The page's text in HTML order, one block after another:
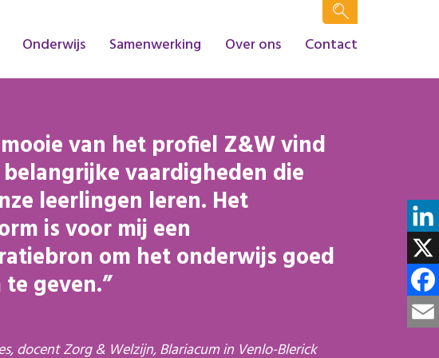
Onderwijs Samenwerking Over ons Contact
van het profiel Z&W vind
vaardigheden die
leerlingen leren. Het
is voor mij een
om het onderwijs goed
geven.
docent Zorg & Welzijn, Blariacum in Venlo-Blerick
X